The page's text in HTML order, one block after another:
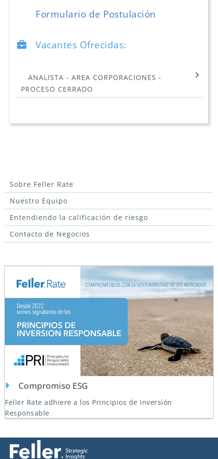
Formulario de Postulación
Vacantes Ofrecidas:
ANALISTA - AREA CORPORACIONES -
PROCESO CERRADO
Sobre Feller Rate
Nuestro Equipo
Entendiendo la calificación de riesgo
Contacto de Negocios
Compromiso ESG
Feller Rate adhiere a los Principios de Inversión
Responsable